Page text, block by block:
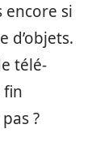
encore si
d’objets.
télé-
fin
?